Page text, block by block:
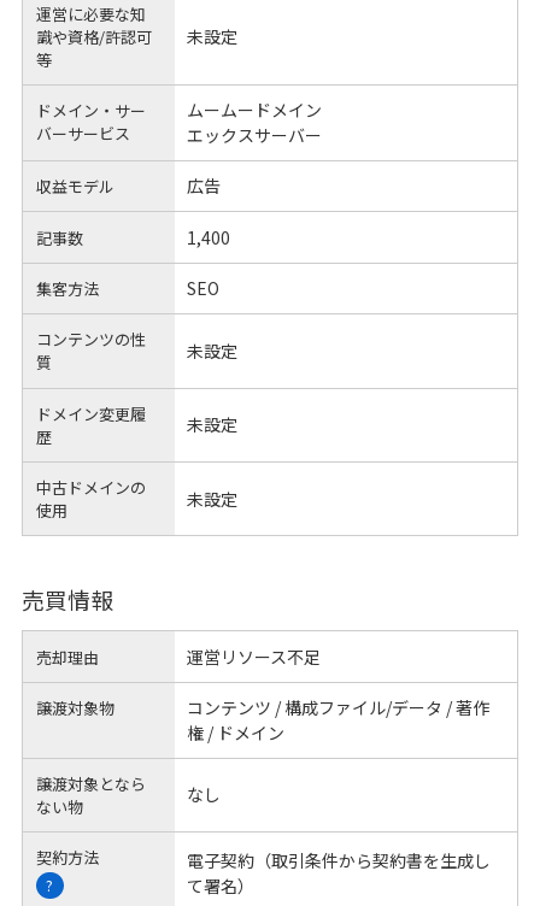
運営に必要な知
識や資格/許認可
等
未設定
ドメイン・サー
バーサービス
ムームードメイン
エックスサーバー
収益モデル 広告
記事数 1,400
集客方法 SEO
コンテンツの性
質
未設定
ドメイン変更履
歴
未設定
中古ドメインの
使用
未設定
売買情報
売却理由 運営リソース不足
譲渡対象物
コンテンツ / 構成ファイル/データ / 著作
権 / ドメイン
譲渡対象となら
ない物
なし
契約方法
?
電子契約（取引条件から契約書を生成し
て署名）